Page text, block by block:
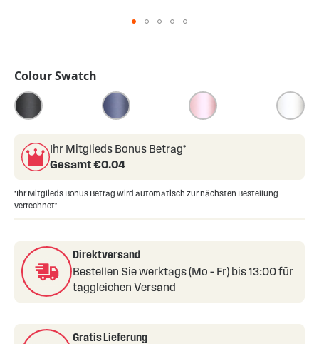
the
of
the
gallery
Colour Swatch
Ihr Mitglieds Bonus Betrag*
Gesamt €0.04
*Ihr Mitglieds Bonus Betrag wird automatisch zur nächsten Bestellung
verrechnet*
Direktversand
Bestellen Sie werktags (Mo – Fr) bis 13:00 für
taggleichen Versand
Gratis Lieferung